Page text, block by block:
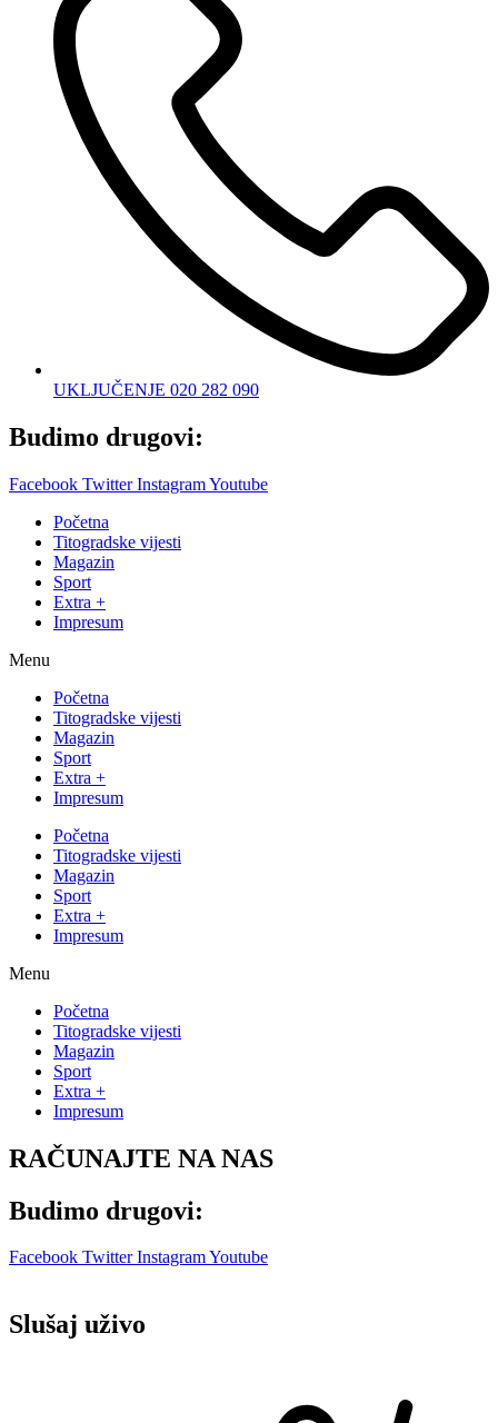
UKLJUČENJE 020 282 090
Budimo drugovi:
Facebook Twitter InstagramYoutube
Početna
Titogradske vijesti
Magazin
Sport
Extra +
Impresum
Menu
Početna
Titogradske vijesti
Magazin
Sport
Extra +
Impresum
Početna
Titogradske vijesti
Magazin
Sport
Extra +
Impresum
Menu
Početna
Titogradske vijesti
Magazin
Sport
Extra +
Impresum
RAČUNAJTE NA NAS
Budimo drugovi:
Facebook Twitter InstagramYoutube
Slušaj uživo